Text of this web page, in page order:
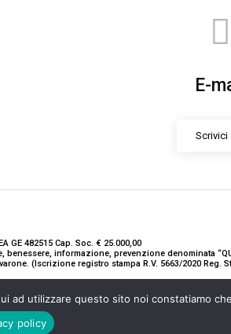
E-
Scrivici
GE 482515 Cap. Soc. € 25.000,00
informazione, prevenzione denominata
(Iscrizione registro stampa R.V. 5663/2020 Reg.
ad utilizzare questo sito noi constatiamo
policy